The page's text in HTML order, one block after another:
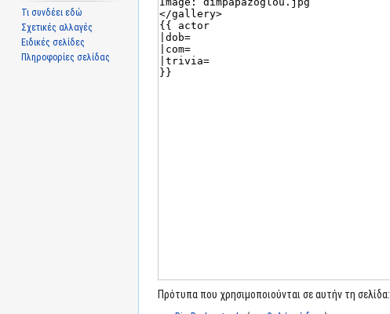
Πρότυπα που χρησιμοποιούνται σε αυτήν τη σελίδα:
Τι συνδέει εδώ
Σχετικές αλλαγές
Ειδικές σελίδες
Πληροφορίες σελίδας